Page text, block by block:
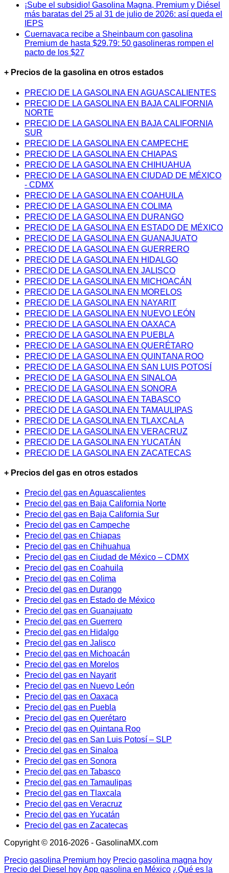
¡Sube el subsidio! Gasolina Magna, Premium y Diésel
más baratas del 25 al 31 de julio de 2026: así queda el
IEPS
Cuernavaca recibe a Sheinbaum con gasolina
Premium de hasta $29.79: 50 gasolineras rompen el
pacto de los $27
+ Precios de la gasolina en otros estados
PRECIO DE LA GASOLINA EN AGUASCALIENTES
PRECIO DE LA GASOLINA EN BAJA CALIFORNIA
NORTE
PRECIO DE LA GASOLINA EN BAJA CALIFORNIA
SUR
PRECIO DE LA GASOLINA EN CAMPECHE
PRECIO DE LA GASOLINA EN CHIAPAS
PRECIO DE LA GASOLINA EN CHIHUAHUA
PRECIO DE LA GASOLINA EN CIUDAD DE MÉXICO
- CDMX
PRECIO DE LA GASOLINA EN COAHUILA
PRECIO DE LA GASOLINA EN COLIMA
PRECIO DE LA GASOLINA EN DURANGO
PRECIO DE LA GASOLINA EN ESTADO DE MÉXICO
PRECIO DE LA GASOLINA EN GUANAJUATO
PRECIO DE LA GASOLINA EN GUERRERO
PRECIO DE LA GASOLINA EN HIDALGO
PRECIO DE LA GASOLINA EN JALISCO
PRECIO DE LA GASOLINA EN MICHOACÁN
PRECIO DE LA GASOLINA EN MORELOS
PRECIO DE LA GASOLINA EN NAYARIT
PRECIO DE LA GASOLINA EN NUEVO LEÓN
PRECIO DE LA GASOLINA EN OAXACA
PRECIO DE LA GASOLINA EN PUEBLA
PRECIO DE LA GASOLINA EN QUERÉTARO
PRECIO DE LA GASOLINA EN QUINTANA ROO
PRECIO DE LA GASOLINA EN SAN LUIS POTOSÍ
PRECIO DE LA GASOLINA EN SINALOA
PRECIO DE LA GASOLINA EN SONORA
PRECIO DE LA GASOLINA EN TABASCO
PRECIO DE LA GASOLINA EN TAMAULIPAS
PRECIO DE LA GASOLINA EN TLAXCALA
PRECIO DE LA GASOLINA EN VERACRUZ
PRECIO DE LA GASOLINA EN YUCATÁN
PRECIO DE LA GASOLINA EN ZACATECAS
+ Precios del gas en otros estados
Precio del gas en Aguascalientes
Precio del gas en Baja California Norte
Precio del gas en Baja California Sur
Precio del gas en Campeche
Precio del gas en Chiapas
Precio del gas en Chihuahua
Precio del gas en Ciudad de México – CDMX
Precio del gas en Coahuila
Precio del gas en Colima
Precio del gas en Durango
Precio del gas en Estado de México
Precio del gas en Guanajuato
Precio del gas en Guerrero
Precio del gas en Hidalgo
Precio del gas en Jalisco
Precio del gas en Michoacán
Precio del gas en Morelos
Precio del gas en Nayarit
Precio del gas en Nuevo León
Precio del gas en Oaxaca
Precio del gas en Puebla
Precio del gas en Querétaro
Precio del gas en Quintana Roo
Precio del gas en San Luis Potosí – SLP
Precio del gas en Sinaloa
Precio del gas en Sonora
Precio del gas en Tabasco
Precio del gas en Tamaulipas
Precio del gas en Tlaxcala
Precio del gas en Veracruz
Precio del gas en Yucatán
Precio del gas en Zacatecas
Copyright © 2016-2026 - GasolinaMX.com
Precio gasolina Premium hoy Precio gasolina magna hoy
Precio del Diesel hoyApp gasolina en México ¿Qué es la